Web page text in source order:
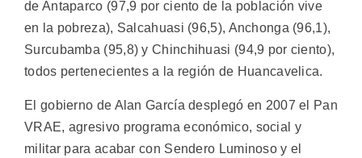
de Antaparco (97,9 por ciento de la población vive
en la pobreza), Salcahuasi (96,5), Anchonga (96,1),
Surcubamba (95,8) y Chinchihuasi (94,9 por ciento),
todos pertenecientes a la región de Huancavelica.
El gobierno de Alan García desplegó en 2007 el Pan
VRAE, agresivo programa económico, social y
militar para acabar con Sendero Luminoso y el